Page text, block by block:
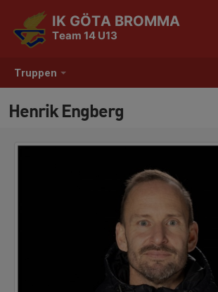
Truppen
IK GÖTA BROMMA
Team 14 U13
Henrik Engberg